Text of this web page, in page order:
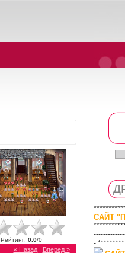
Рейтинг: 0.0/0
« Назад| Вперед »
САЙТ
-